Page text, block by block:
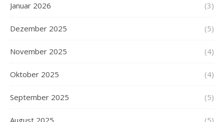
Januar 2026 (3)
Dezember 2025 (5)
November 2025 (4)
Oktober 2025 (4)
September 2025 (5)
August 2025 (5)